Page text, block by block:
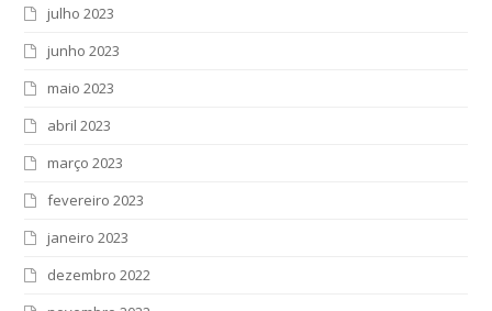
julho 2023
junho 2023
maio 2023
abril 2023
março 2023
fevereiro 2023
janeiro 2023
dezembro 2022